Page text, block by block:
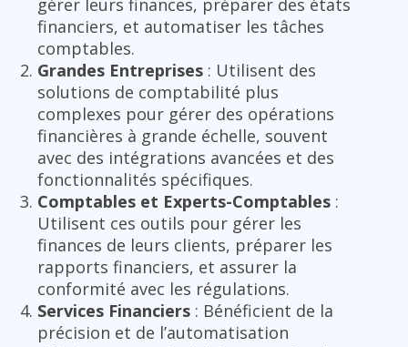
financiers, et automatiser les tâches
comptables.
Grandes Entreprises : Utilisent des
solutions de comptabilité plus
complexes pour gérer des opérations
financières à grande échelle, souvent
avec des intégrations avancées et des
fonctionnalités spécifiques.
Comptables et Experts-Comptables :
Utilisent ces outils pour gérer les
finances de leurs clients, préparer les
rapports financiers, et assurer la
conformité avec les régulations.
Services Financiers : Bénéficient de la
précision et de l’automatisation